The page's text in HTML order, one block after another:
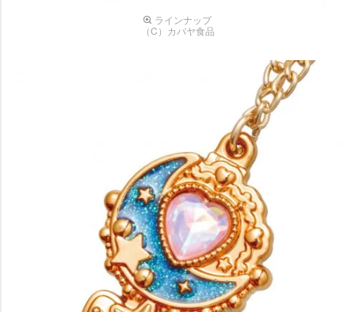
ラインナップ
（C）カバヤ食品